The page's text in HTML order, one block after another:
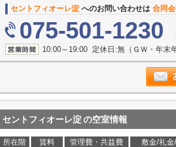
セントフィオーレ淀 へのお問い合わせは 合同
075-501-1230
10:00～19:00 定休日:無（ＧＷ・年末年
セントフィオーレ淀の空室情報
所在階 賃料 管理費・共益費 敷金/礼金